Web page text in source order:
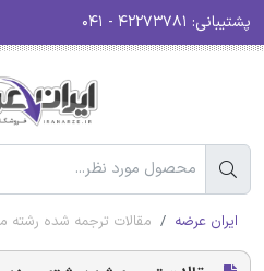
پشتیبانی:
ایران عرضه مقالات ترجمه شده